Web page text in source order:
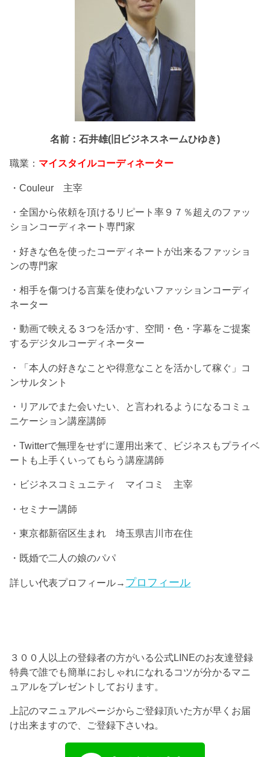
名前：石井雄(旧ビジネスネームひゆき)
職業： マイスタイルコーディネーター
・Couleur 主宰
・全国から依頼を頂けるリピート率９７％超えのファッ
ションコーディネート専門家
・好きな色を使ったコーディネートが出来るファッショ
ンの専門家
・相手を傷つける言葉を使わないファッションコーディ
ネーター
・動画で映える３つを活かす、空間・色・字幕をご提案
するデジタルコーディネーター
・「本人の好きなことや得意なことを活かして稼ぐ」コ
ンサルタント
・リアルでまた会いたい、と言われるようになるコミュ
ニケーション講座講師
・Twitterで無理をせずに運用出来て、ビジネスもプライベ
ートも上手くいってもらう講座講師
・ビジネスコミュニティ マイコミ 主宰
・セミナー講師
・東京都新宿区生まれ 埼玉県吉川市在住
・既婚で二人の娘のパパ
詳しい代表プロフィール→ プロフィール
３００人以上の登録者の方がいる公式LINEのお友達登録
特典で誰でも簡単におしゃれになれるコツが分かるマニ
ュアルをプレゼントしております。
上記のマニュアルページからご登録頂いた方が早くお届
け出来ますので、ご登録下さいね。